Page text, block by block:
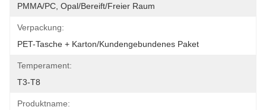
PMMA/PC, Opal/bereift/freier Raum
Verpackung:
PET-Tasche + Karton/kundengebundenes Paket
Temperament:
T3-T8
Produktname: